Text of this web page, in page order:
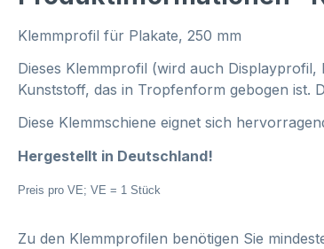
Klemmprofil für Plakate, 250 mm
Dieses Klemmprofil (wird auch
Kunststoff, das in Tropfenform gebogen ist.
Diese Klemmschiene eignet sich
Hergestellt in Deutschland!
Preis pro VE; VE = 1 Stück
Zu den Klemmprofilen benötigen Sie